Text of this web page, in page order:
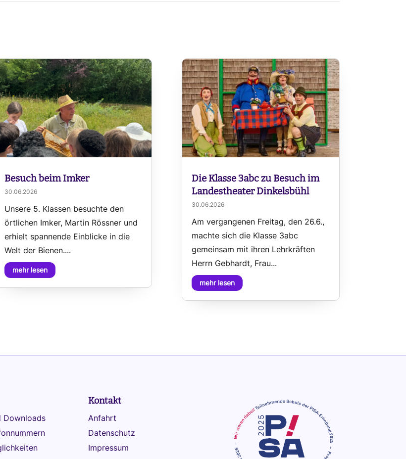
Besuch beim Imker
30.06.2026
Unsere 5. Klassen besuchte den
örtlichen Imker, Martin Rössner und
erhielt spannende Einblicke in die
Welt der Bienen....
mehr lesen
Die Klasse 3abc zu Besuch im
Landestheater Dinkelsbühl
30.06.2026
Am vergangenen Freitag, den 26.6.,
machte sich die Klasse 3abc
gemeinsam mit ihren Lehrkräften
Herrn Gebhardt, Frau...
mehr lesen
Downloads
Kontakt
Anfahrt
Datenschutz
Impressum